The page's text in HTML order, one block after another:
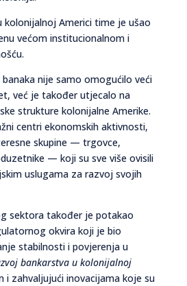
kolonijalnoj Americi time je ušao
većom institucionalnom i
nije samo omogućilo veći
već je također utjecalo na
strukture kolonijalne Amerike.
centri ekonomskih aktivnosti,
skupine — trgovce,
— koji su sve više ovisili
uslugama za razvoj svojih
sektora također je potakao
okvira koji je bio
stabilnosti i povjerenja u
bankarstva u kolonijalnoj
i zahvaljujući inovacijama koje su